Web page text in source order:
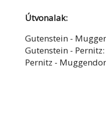
Útvonalak:
Gutenstein -
Gutenstein -
Pernitz -